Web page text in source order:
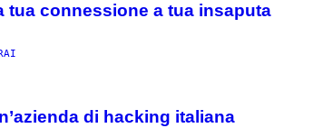
tua connessione a tua insaputa
di hacking italiana